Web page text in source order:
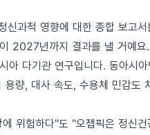
과적 영향에 대한 종합 보고서
2027년까지 결과를 낼 거예요.
아 다기관 연구입니다. 동아시
량, 대사 속도, 수용체 민감도
위험하다"도 "오젭픽은 정신